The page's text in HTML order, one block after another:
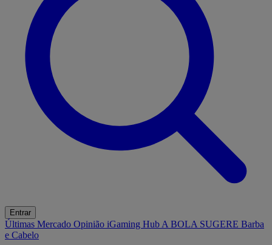
Entrar
Últimas Mercado Opinião iGaming Hub A BOLA SUGERE Barba
e Cabelo